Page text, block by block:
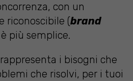
con un
riconoscibile (brand
più semplice.
i bisogni che
che risolvi, per i tuoi